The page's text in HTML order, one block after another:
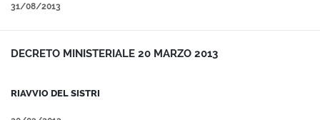
31/08/2013
DECRETO MINISTERIALE 20 MARZO 2013
RIAVVIO DEL SISTRI